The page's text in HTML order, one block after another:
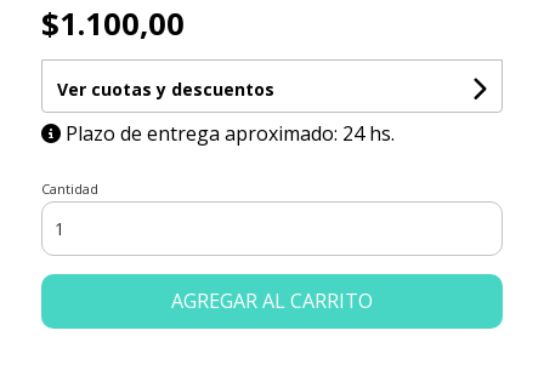
$1.100,00
Ver cuotas y descuentos
Plazo de entrega aproximado: 24 hs.
Cantidad
AGREGAR AL CARRITO